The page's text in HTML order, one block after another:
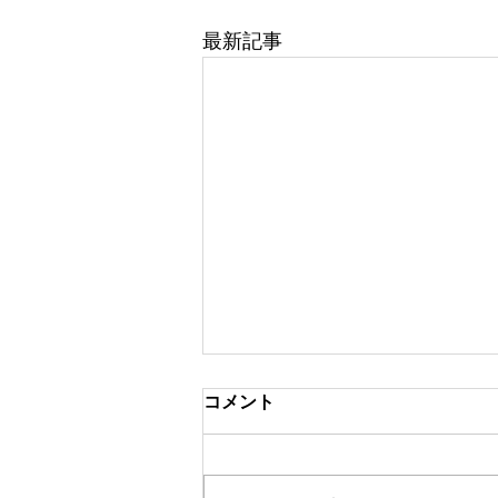
最新記事
８月定休日
・8/2（日）・8/9（日）・
コメント